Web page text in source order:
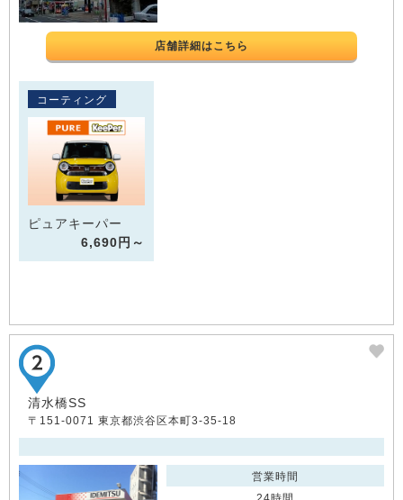
店舗詳細はこちら
コーティング
ピュアキーパー
6,690円～
清水橋SS
〒151-0071 東京都渋谷区本町3-35-18
営業時間